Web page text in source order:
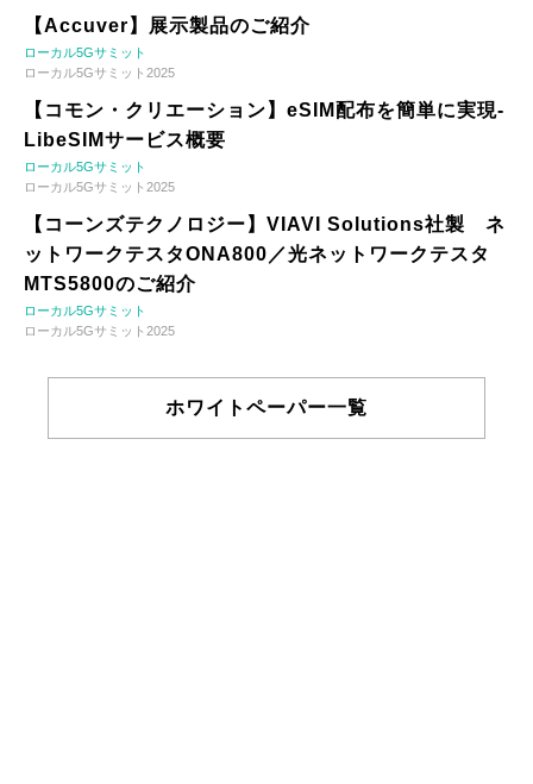
【Accuver】展示製品のご紹介
ローカル5Gサミット
ローカル5Gサミット2025
【コモン・クリエーション】eSIM配布を簡単に実現-
LibeSIMサービス概要
ローカル5Gサミット
ローカル5Gサミット2025
【コーンズテクノロジー】VIAVI Solutions社製 ネ
ットワークテスタONA800／光ネットワークテスタ
MTS5800のご紹介
ローカル5Gサミット
ローカル5Gサミット2025
ホワイトペーパー一覧